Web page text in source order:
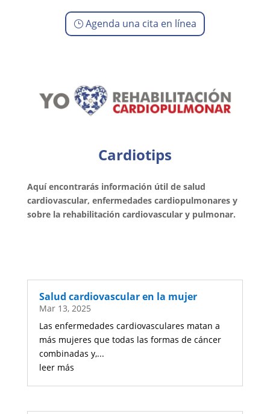
Agenda una cita en línea
Cardiotips
Aquí encontrarás información útil de salud
cardiovascular, enfermedades cardiopulmonares y
sobre la rehabilitación cardiovascular y pulmonar.
Salud cardiovascular en la mujer
Mar 13, 2025
Las enfermedades cardiovasculares matan a
más mujeres que todas las formas de cáncer
combinadas y,...
leer más